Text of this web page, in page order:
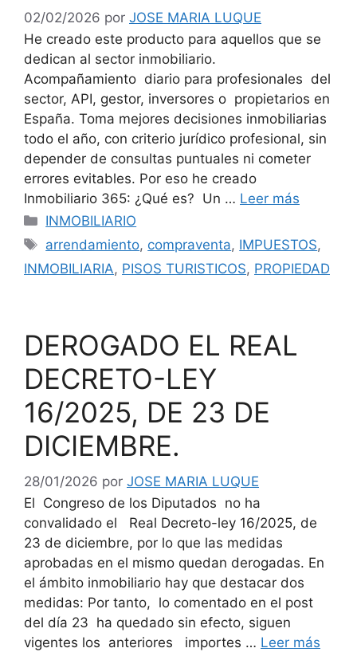
02/02/2026 por JOSE MARIA LUQUE
He creado este producto para aquellos que se
dedican al sector inmobiliario.
Acompañamiento diario para profesionales del
sector, API, gestor, inversores o propietarios en
España. Toma mejores decisiones inmobiliarias
todo el año, con criterio jurídico profesional, sin
depender de consultas puntuales ni cometer
errores evitables. Por eso he creado
Inmobiliario 365: ¿Qué es? Un … Leer más
Categorías
INMOBILIARIO
Etiquetas
arrendamiento, compraventa, IMPUESTOS,
INMOBILIARIA, PISOS TURISTICOS, PROPIEDAD
DEROGADO EL REAL
DECRETO-LEY
16/2025, DE 23 DE
DICIEMBRE.
28/01/2026 por JOSE MARIA LUQUE
El Congreso de los Diputados no ha
convalidado el Real Decreto-ley 16/2025, de
23 de diciembre, por lo que las medidas
aprobadas en el mismo quedan derogadas. En
el ámbito inmobiliario hay que destacar dos
medidas: Por tanto, lo comentado en el post
del día 23 ha quedado sin efecto, siguen
vigentes los anteriores importes … Leer más